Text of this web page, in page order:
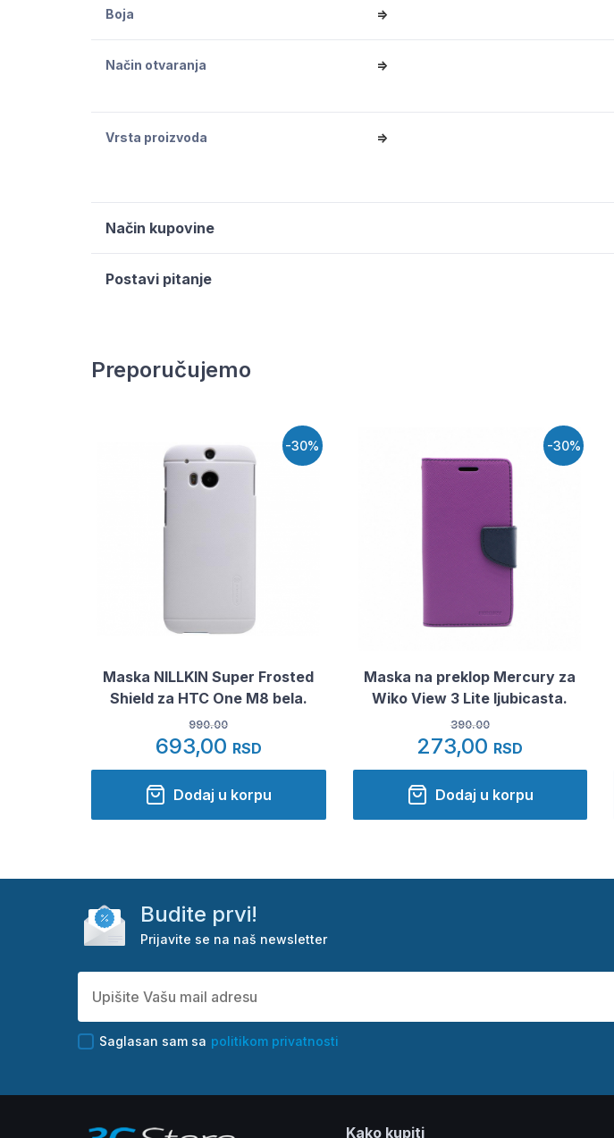
Boja =>
Način otvaranja =>
Vrsta proizvoda =>
Način kupovine
Postavi pitanje
Preporučujemo
-30%
Maska NILLKIN Super Frosted
Shield za HTC One M8 bela.
990.00
693,00 RSD
Dodaj u korpu
-30%
Maska na preklop Mercury za
Wiko View 3 Lite ljubicasta.
390.00
273,00 RSD
Dodaj u korpu
Budite prvi!
Prijavite se na naš newsletter
Saglasan sam sa politikom privatnosti
Kako kupiti